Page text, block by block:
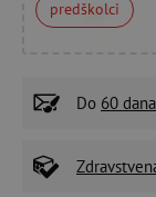
predškolci
Do 60 dana